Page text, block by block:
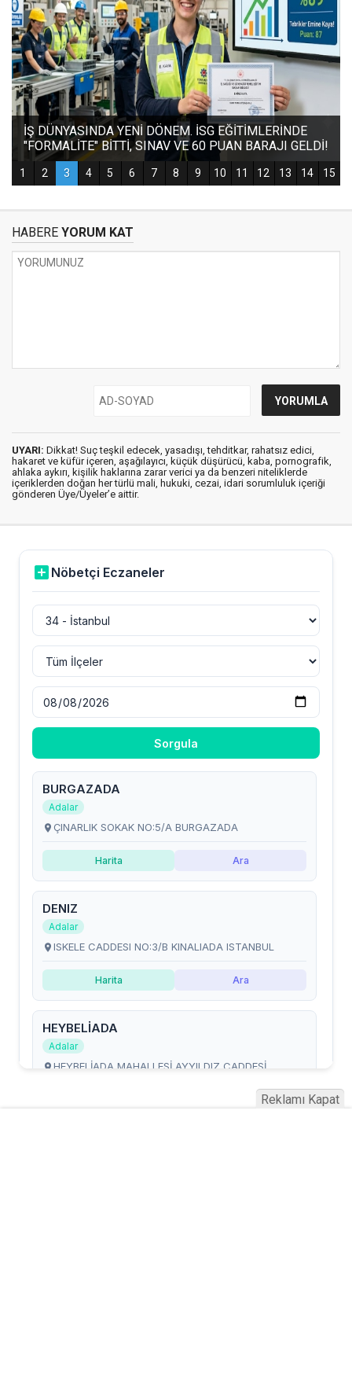
HABERE YORUM KAT
UYARI: Dikkat! Suç teşkil edecek, yasadışı, tehditkar, rahatsız edici,
hakaret ve küfür içeren, aşağılayıcı, küçük düşürücü, kaba, pornografik,
ahlaka aykırı, kişilik haklarına zarar verici ya da benzeri niteliklerde
içeriklerden doğan her türlü mali, hukuki, cezai, idari sorumluluk içeriği
gönderen Üye/Üyeler’e aittir.
Reklamı Kapat